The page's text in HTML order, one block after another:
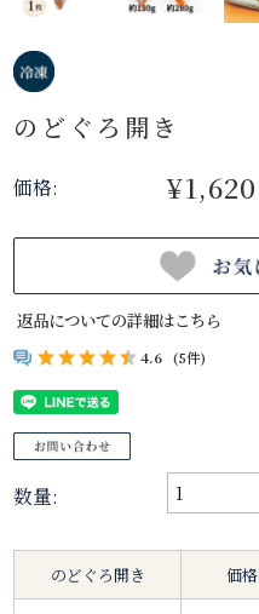
のどぐろ開き
価格: ¥1,620
返品についての詳細はこちら
4.6 (5件)
数量:
のどぐろ開き 価格